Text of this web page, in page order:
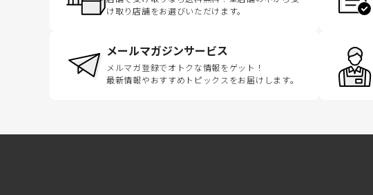
け取り店舗をお選びいただけます。
メールマガジンサービス
メルマガ登録でオトクな情報をゲット！
最新情報やおすすめトピックスをお届けします。